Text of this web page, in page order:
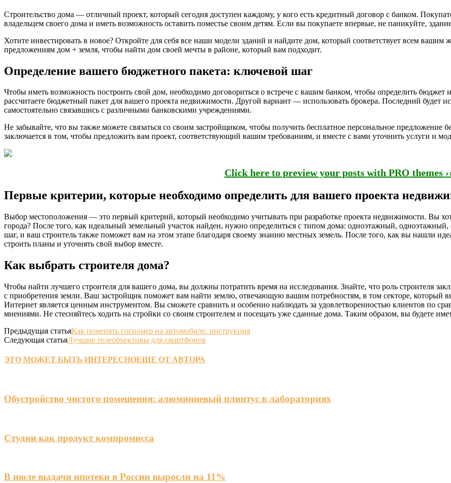
Строительство дома — отличный проект, который сегодня доступен каждому, у кого есть кредитный договор с банком.
владельцем своего дома и иметь возможность оставить поместье своим детям. Если вы покупаете впервые, не паникуйте,
Хотите инвестировать в новое? Откройте для себя все наши модели зданий и найдите дом, который соответствует всем
предложениям дом + земля, чтобы найти дом своей мечты в районе, который вам подходит.
Определение вашего бюджетного пакета: ключевой шаг
Чтобы иметь возможность построить свой дом, необходимо договориться о встрече с вашим банком, чтобы определить
рассчитаете бюджетный пакет для вашего проекта недвижимости. Другой вариант — использовать брокера. Последний будет
самостоятельно связавшись с различными банковскими учреждениями.
Не забывайте, что вы также можете связаться со своим застройщиком, чтобы получить бесплатное персональное предложение
заключается в том, чтобы предложить вам проект, соответствующий вашим требованиям, и вместе с вами уточнить услуги и
Click here to preview your posts with PRO themes
Первые критерии, которые необходимо определить для вашего проекта
Выбор местоположения — это первый критерий, который необходимо учитывать при разработке проекта недвижимости. Вы
города? После того, как идеальный земельный участок найден, нужно определиться с типом дома: одноэтажный,
шаг, и ваш строитель также поможет вам на этом этапе благодаря своему знанию местных земель. После того, как вы нашли
строить планы и уточнять свой выбор вместе.
Как выбрать строителя дома?
Чтобы найти лучшего строителя для вашего дома, вы должны потратить время на исследования. Знайте, что роль строителя
с приобретения земли. Ваш застройщик поможет вам найти землю, отвечающую вашим потребностям, в том секторе, который
Интернет является ценным инструментом. Вы сможете сравнить и особенно наблюдать за удовлетворенностью клиентов по
мнениями. Не стесняйтесь ходить на стройки со своим строителем и посещать уже сданные дома. Таким образом, вы будете
Предыдущая статьяКак поменять госномер на автомобиле: инструкция
Следующая статьяЛучшие телеобъективы для смартфонов
ЭТО МОЖЕТ БЫТЬ ИНТЕРЕСНОЕЩЕ ОТ АВТОРА
Обустройство чистого помещения: алюминиевый плинтус в лабораториях
Студии как продукт компромисса
В июле выдачи ипотеки в России выросли на 11%